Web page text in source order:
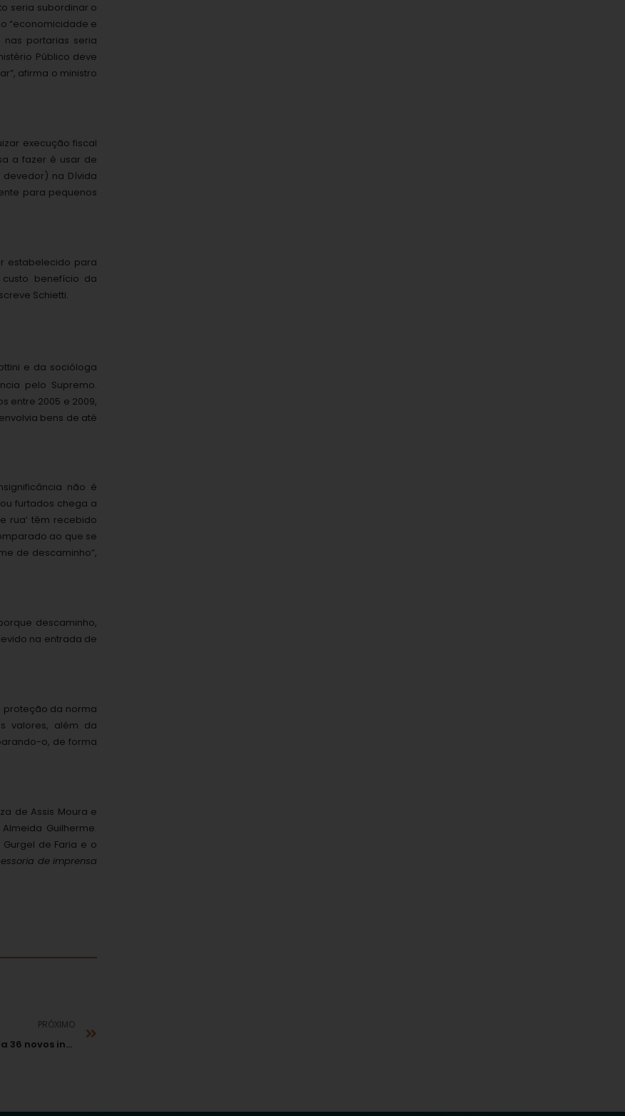
seria subordinar o
“economicidade e
nas portarias seria
Público deve
afirma o ministro
execução fiscal
a fazer é usar de
na Dívida
para pequenos
estabelecido para
benefício da
Schietti.
e da socióloga
pelo Supremo.
entre 2005 e 2009,
bens de até
não é
furtados chega a
rua’ têm recebido
ao que se
de descaminho”,
descaminho,
na entrada de
proteção da norma
valores, além da
o, de forma
de Assis Moura e
Guilherme.
de Faria e o
de imprensa
PRÓXIMO
Presidente Dilma nomeia 36 novos integrantes para Tribunais